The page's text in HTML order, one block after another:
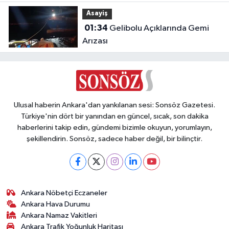
Otomobilde 1 Ölü, 2 Ağır Yaralı
Asayiş
01:34
Arızası
Ulusal haberin Ankara'dan yankılanan sesi: Sonsöz Gazetesi.
Türkiye'nin dört bir yanından en güncel, sıcak, son dakika
haberlerini takip edin, gündemi bizimle okuyun, yorumlayın,
şekillendirin. Sonsöz, sadece haber değil, bir bilinçtir.
Ankara Nöbetçi Eczaneler
Ankara Hava Durumu
Ankara Namaz Vakitleri
Ankara Trafik Yoğunluk Haritası